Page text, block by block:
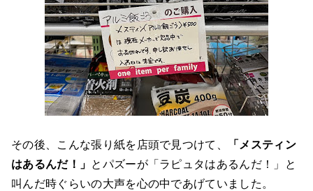
その後、こんな張り紙を店頭で見つけて、
「メスティン
はあるんだ！」 とパズーが「ラピュタはあるんだ！」と
叫んだ時ぐらいの大声を心の中であげていました。